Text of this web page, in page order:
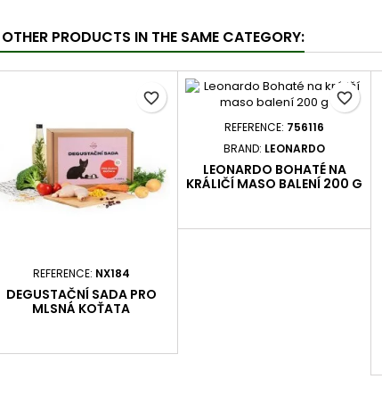
PRODUCTS IN THE SAME CATEGORY:
REFERENCE: NX184
DEGUSTAČNÍ SADA PRO
MLSNÁ KOŤATA
favorite_border
REFERENCE: 756116
BRAND: LEONARDO
LEONARDO BOHATÉ NA
KRÁLIČÍ MASO BALENÍ 200 G
favorite_border